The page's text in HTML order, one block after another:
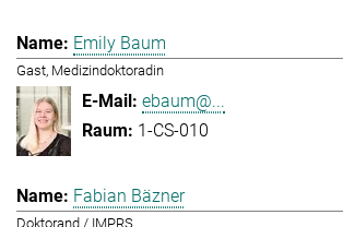
Emily Baum
Gast, Medizindoktoradin
ebaum@...
1-CS-010
Fabian Bäzner
Doktorand / IMPRS